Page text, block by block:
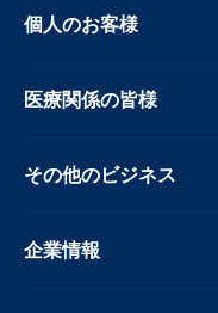
個人のお客様
医療関係の皆様
その他のビジネス
企業情報